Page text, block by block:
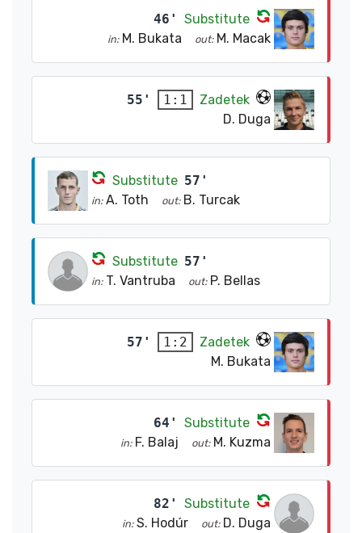
46' Substitute
in: M. Bukata out: M. Macak
55' 1:1
Zadetek
D. Duga
Substitute 57'
in: A. Toth out: B. Turcak
Substitute 57'
in: T. Vantruba out: P. Bellas
57' 1:2
Zadetek
M. Bukata
64' Substitute
in: F. Balaj out: M. Kuzma
82' Substitute
in: S. Hodúr out: D. Duga